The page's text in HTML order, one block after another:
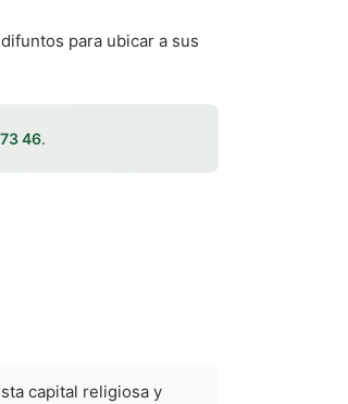
para ubicar a sus
46.
capital religiosa y